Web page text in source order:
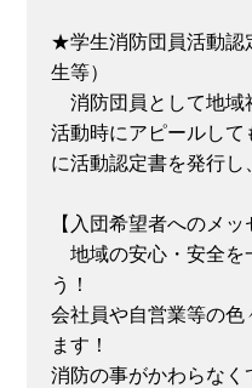
★学生消防団員活動認
生等）
消防団員として地域
活動時にアピールして
に活動認定書を発行し
【入団希望者へのメッ
地域の安心・安全を
う！
会社員や自営業等の色
ます！
消防の事がかわらなく